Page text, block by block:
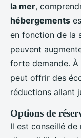
la mer,
hébergements
en fonction de la
peuvent
forte demande. À
peut offrir des
réductions allant
Options de
Il est conseillé